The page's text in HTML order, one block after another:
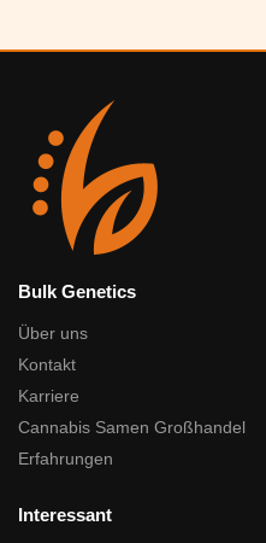
Bulk Genetics
Über uns
Kontakt
Karriere
Cannabis Samen Großhandel
Erfahrungen
Interessant